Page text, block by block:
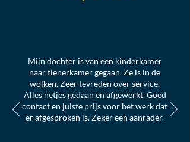
Mijn dochter is van een kinderkamer
naar tienerkamer gegaan. Ze is in de
wolken. Zeer tevreden over service.
Alles netjes gedaan en afgewerkt. Goed
contact en juiste prijs voor het werk dat
er afgesproken is. Zeker een aanrader.